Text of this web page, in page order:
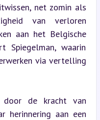
net zomin als
van verloren
aan het Belgische
Spiegelman, waarin
via vertelling
door de kracht van
herinnering aan een